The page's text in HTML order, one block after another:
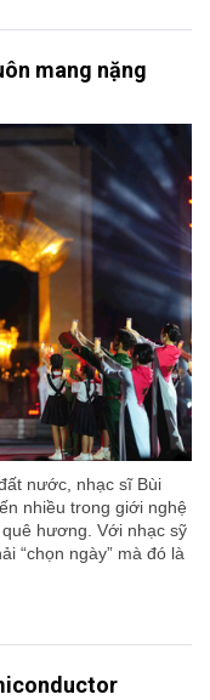
mang nặng
nước, nhạc sĩ Bùi
nhiều trong giới nghệ
hương. Với nhạc sỹ
“chọn ngày” mà đó là